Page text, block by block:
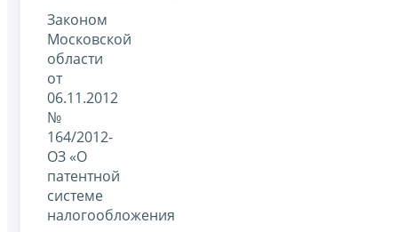
Законом
Московской
области
от
06.11.2012
№
164/2012-
ОЗ «О
патентной
системе
налогообложения